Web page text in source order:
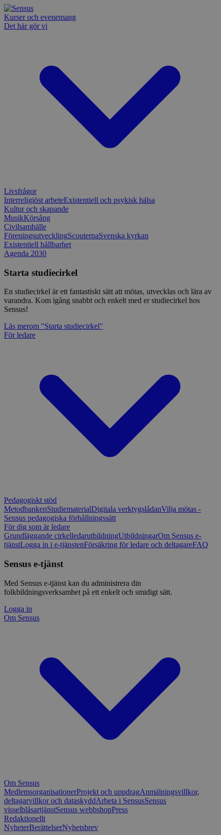
Kurser och evenemang
Det här gör vi
Livsfrågor
Interreligiöst arbeteExistentiell och psykisk hälsa
Kultur och skapande
MusikKörsång
Civilsamhälle
FöreningsutvecklingScouternaSvenska kyrkan
Existentiell hållbarhet
Agenda 2030
Starta studiecirkel
En studiecirkel är ett fantastiskt sätt att mötas, utvecklas och lära av
varandra. Kom igång snabbt och enkelt med er studiecirkel hos
Sensus!
Läs merom "Starta studiecirkel"
För ledare
Pedagogiskt stöd
MetodbankenStudiematerialDigitala verktygslådanVilja mötas -
Sensus pedagogiska förhållningssätt
För dig som är ledare
Grundläggande cirkelledarutbildningUtbildningarOm Sensus e-
tjänstLogga in i e-tjänstenFörsäkring för ledare och deltagareFAQ
Sensus e-tjänst
Med Sensus e-tjänst kan du administrera din
folkbildningsverksamhet på ett enkelt och smidigt sätt.
Logga in
Om Sensus
Om Sensus
MedlemsorganisationerProjekt och uppdragAnmälningsvillkor,
deltagarvillkor och dataskyddArbeta i SensusSensus
visselblåsartjänstSensus webbshopPress
Redaktionellt
NyheterBerättelserNyhetsbrev